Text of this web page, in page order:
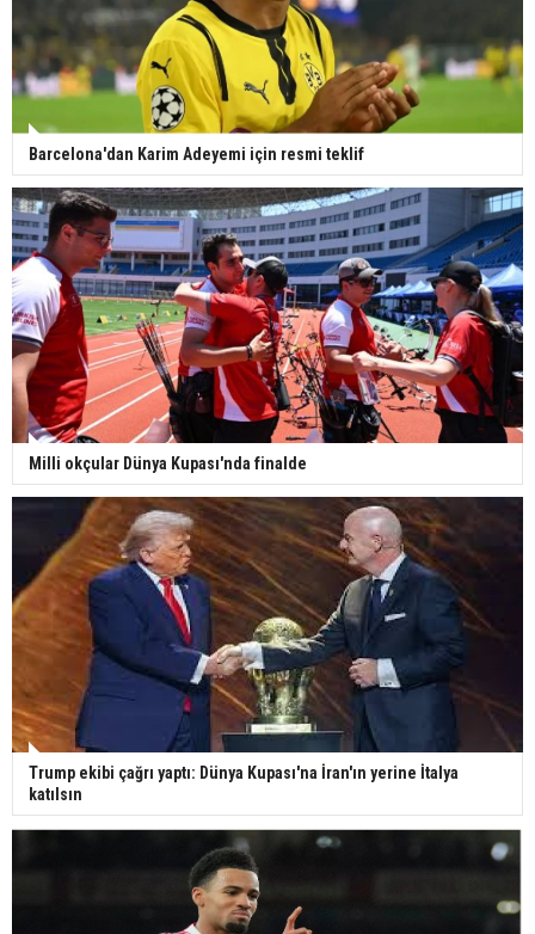
Barcelona'dan Karim Adeyemi için resmi teklif
Milli okçular Dünya Kupası'nda finalde
Trump ekibi çağrı yaptı: Dünya Kupası'na İran'ın yerine İtalya
katılsın